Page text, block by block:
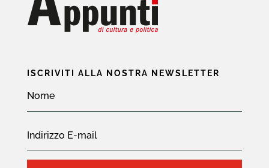
ISCRIVITI ALLA NOSTRA NEWSLETTER